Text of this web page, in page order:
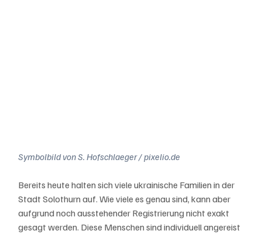
Symbolbild von S. Hofschlaeger / pixelio.de
Bereits heute halten sich viele ukrainische Familien in der
Stadt Solothurn auf. Wie viele es genau sind, kann aber
aufgrund noch ausstehender Registrierung nicht exakt
gesagt werden. Diese Menschen sind individuell angereist